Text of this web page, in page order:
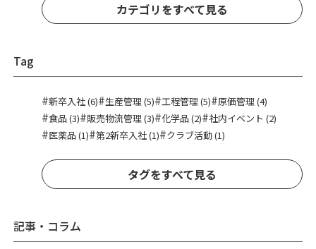
カテゴリをすべて見る
Tag
#新卒入社 (6)#生産管理 (5)#工程管理 (5)#原価管理 (4)
#食品 (3)#販売物流管理 (3)#化学品 (2)#社内イベント (2)
#医薬品 (1)#第2新卒入社 (1)#クラブ活動 (1)
タグをすべて見る
記事・コラム